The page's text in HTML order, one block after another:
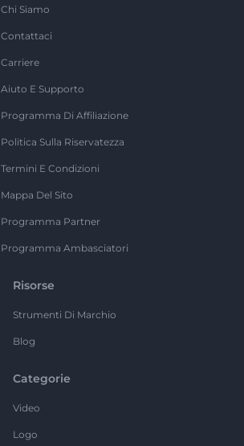
Chi Siamo
Contattaci
Carriere
Aiuto E Supporto
Programma Di Affiliazione
Politica Sulla Riservatezza
Termini E Condizioni
Mappa Del Sito
Programma Partner
Programma Ambasciatori
Risorse
Strumenti Di Marchio
Blog
Categorie
Video
Logo